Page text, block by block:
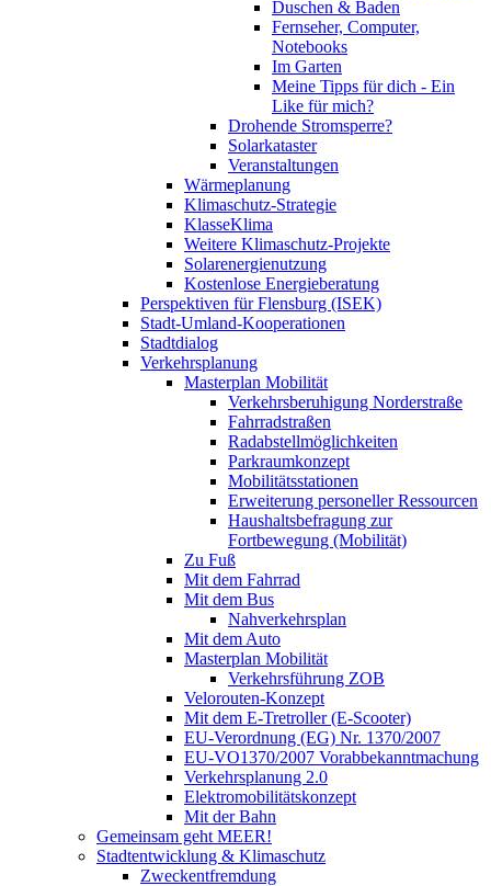
Duschen & Baden
Fernseher, Computer,
Notebooks
Im Garten
Meine Tipps für dich - Ein
Like für mich?
Drohende Stromsperre?
Solarkataster
Veranstaltungen
Wärmeplanung
Klimaschutz-Strategie
KlasseKlima
Weitere Klimaschutz-Projekte
Solarenergienutzung
Kostenlose Energieberatung
Perspektiven für Flensburg (ISEK)
Stadt-Umland-Kooperationen
Stadtdialog
Verkehrsplanung
Masterplan Mobilität
Verkehrsberuhigung Norderstraße
Fahrradstraßen
Radabstellmöglichkeiten
Parkraumkonzept
Mobilitätsstationen
Erweiterung personeller Ressourcen
Haushaltsbefragung zur
Fortbewegung (Mobilität)
Zu Fuß
Mit dem Fahrrad
Mit dem Bus
Nahverkehrsplan
Mit dem Auto
Masterplan Mobilität
Verkehrsführung ZOB
Velorouten-Konzept
Mit dem E-Tretroller (E-Scooter)
EU-Verordnung (EG) Nr. 1370/2007
EU-VO1370/2007 Vorabbekanntmachung
Verkehrsplanung 2.0
Elektromobilitätskonzept
Mit der Bahn
Gemeinsam geht MEER!
Stadtentwicklung & Klimaschutz
Zweckentfremdung